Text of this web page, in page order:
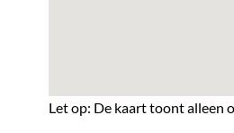
Let op: De kaart toont alleen